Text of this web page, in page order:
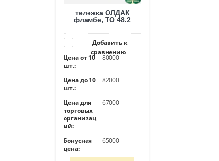
тележка ОЛДАК
фламбе, ТО 48.2
Добавить к
сравнению
Цена от 10
шт.:
80000
Цена до 10
шт.:
82000
Цена для
торговых
организац
ий:
67000
Бонусная
цена:
65000